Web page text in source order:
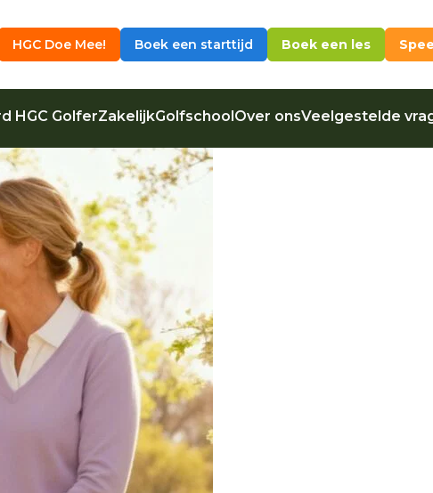
HGC Doe Mee! Boek een starttijd Boek een les
HGC GolferZakelijkGolfschool Over onsVeelgestelde